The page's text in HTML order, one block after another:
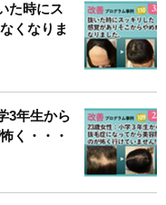
た時にス
くなりま
3年生から
く・・・